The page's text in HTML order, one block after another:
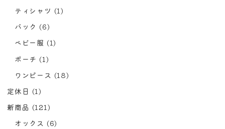
ティシャツ (1)
バック (6)
ベビー服 (1)
ポーチ (1)
ワンピース (18)
定休日 (1)
新商品 (121)
オックス (6)